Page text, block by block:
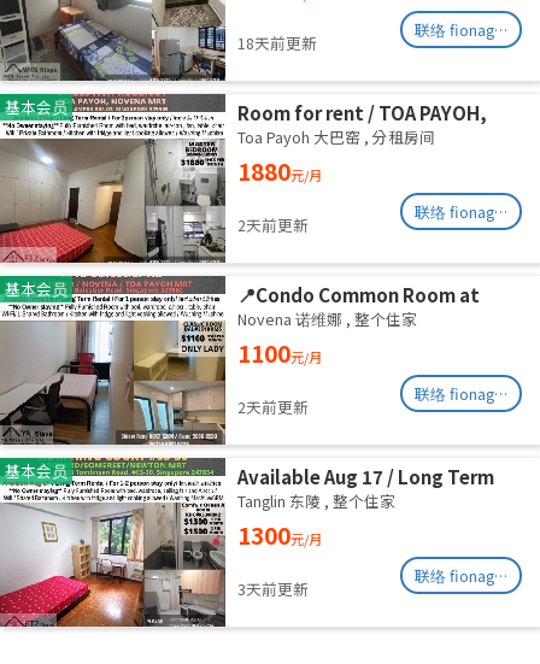
18天前更新
联络 fionag@transinex.com.sg
基本会员
Room for rent / TOA PAYOH,
NOVENA MRT / Master room /
1pax stay / Available Sept 2
Toa Payoh 大巴窑 , 分租房间
1880元/月
2天前更新
联络 fionag@transinex.com.sg
基本会员
📍Condo Common Room at
Balestier - Available
Immediately
Novena 诺维娜 , 整个住家
1100元/月
2天前更新
联络 fionag@transinex.com.sg
基本会员
Available Aug 17 / Long Term
Rental / For 1-2 person stay
only / Include utilities
Tanglin 东陵 , 整个住家
1300元/月
3天前更新
联络 fionag@transinex.com.sg